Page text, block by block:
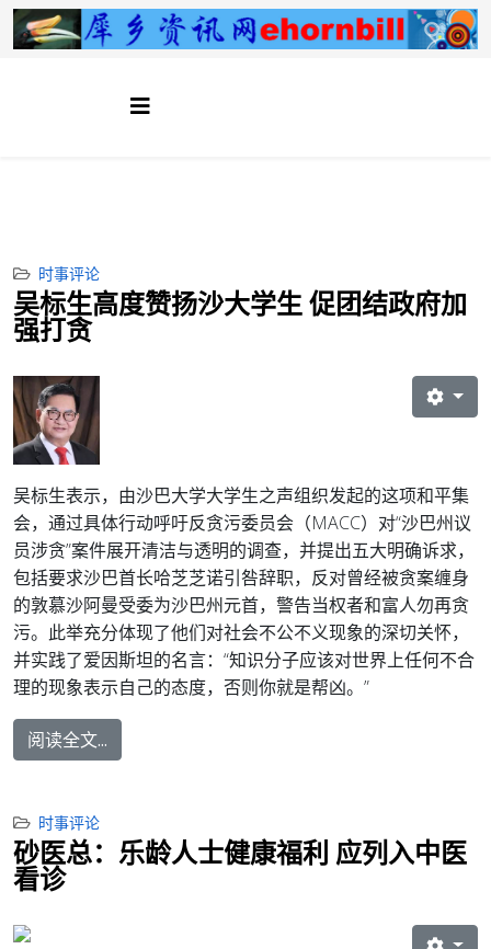
时事评论
吴标生高度赞扬沙大学生 促团结政府加
强打贪
吴标生表示，由沙巴大学大学生之声组织发起的这项和平集
会，通过具体行动呼吁反贪污委员会（MACC）对“沙巴州议
员涉贪”案件展开清洁与透明的调查，并提出五大明确诉求，
包括要求沙巴首长哈芝芝诺引咎辞职，反对曾经被贪案缠身
的敦慕沙阿曼受委为沙巴州元首，警告当权者和富人勿再贪
污。此举充分体现了他们对社会不公不义现象的深切关怀，
并实践了爱因斯坦的名言：“知识分子应该对世界上任何不合
理的现象表示自己的态度，否则你就是帮凶。”
阅读全文...
时事评论
砂医总：乐龄人士健康福利 应列入中医
看诊